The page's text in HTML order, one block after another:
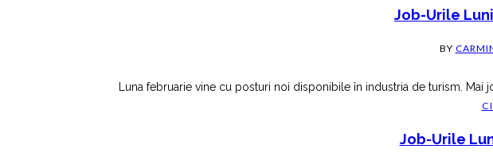
Job-Urile
BY
Luna februarie vine cu posturi noi disponibile în industria de turism. Mai
Job-Urile